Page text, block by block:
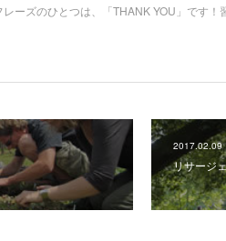
ーズのひとつは、「THANK YOU」です！
2017.02.09
リサージ